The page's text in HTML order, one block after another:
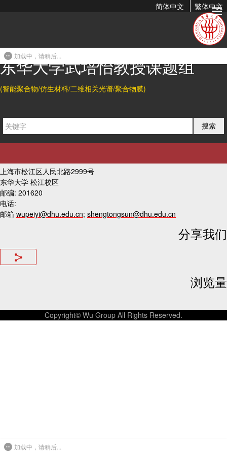
简体中文 繁体中文
东华大学武培怡教授课题组
(智能聚合物/仿生材料/二维相关光谱/聚合物膜)
搜索
2018-10-12 20:00
上一篇
友情链接
上海市松江区人民北路2999号
东华大学 松江校区
邮编: 201620
电话:
邮箱 wupeiyi@dhu.edu.cn; shengtongsun@dhu.edu.cn
分享我们
浏览量
Copyright© Wu Group All Rights Reserved.
加载中，请稍后...
加载中，请稍后...